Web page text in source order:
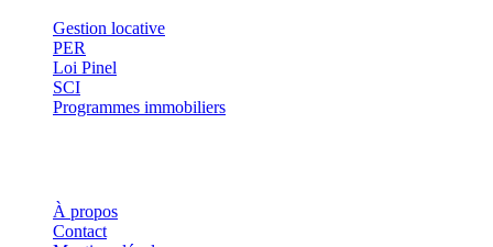
Gestion locative
PER
Loi Pinel
SCI
Programmes immobiliers
À propos
Contact